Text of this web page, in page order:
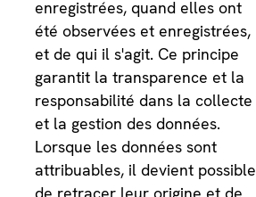
enregistrées, quand elles ont
été observées et enregistrées,
et de qui il s'agit. Ce principe
garantit la transparence et la
responsabilité dans la collecte
et la gestion des données.
Lorsque les données sont
attribuables, il devient possible